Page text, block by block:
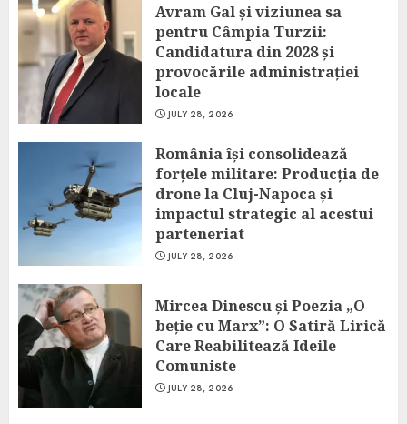
Avram Gal și viziunea sa
pentru Câmpia Turzii:
Candidatura din 2028 și
provocările administrației
locale
JULY 28, 2026
România își consolidează
forțele militare: Producția de
drone la Cluj-Napoca și
impactul strategic al acestui
parteneriat
JULY 28, 2026
Mircea Dinescu și Poezia „O
beție cu Marx”: O Satiră Lirică
Care Reabilitează Ideile
Comuniste
JULY 28, 2026